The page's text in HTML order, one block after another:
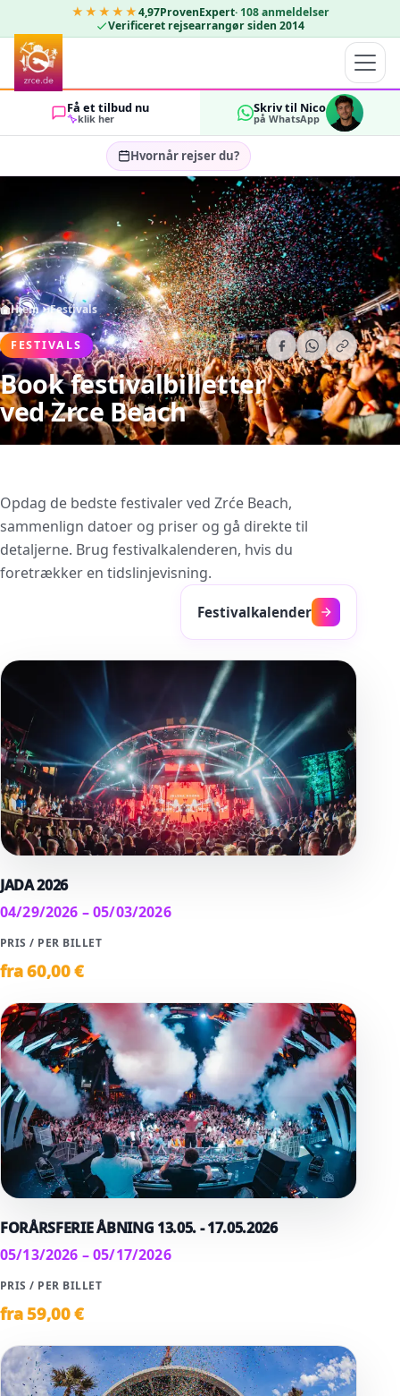
★★★★★4,97ProvenExpert· 108 anmeldelser
Verificeret rejsearrangør siden 2014
Få et tilbud nu
klik her
Skriv til Nico
på WhatsApp
Hvornår rejser du?
Vælg rejsedatoer…
2 OK
Hjem Festivals
FESTIVALS
Book festivalbilletter
ved Zrce Beach
Opdag de bedste festivaler ved Zrće Beach,
sammenlign datoer og priser og gå direkte til
detaljerne. Brug festivalkalenderen, hvis du
foretrækker en tidslinjevisning.
Festivalkalender
JADA 2026
04/29/2026 – 05/03/2026
PRIS / PER BILLET
fra60,00 €
FORÅRSFERIE ÅBNING 13.05. - 17.05.2026
05/13/2026 – 05/17/2026
PRIS / PER BILLET
fra 59,00 €